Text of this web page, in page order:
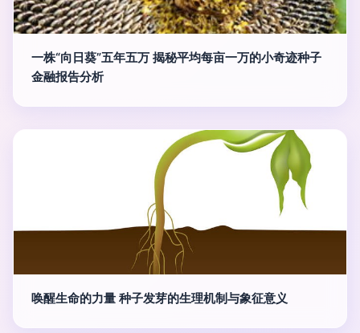
一株“向日葵”五年五万 揭秘平均每亩一万的小奇迹种子
金融报告分析
唤醒生命的力量 种子发芽的生理机制与象征意义